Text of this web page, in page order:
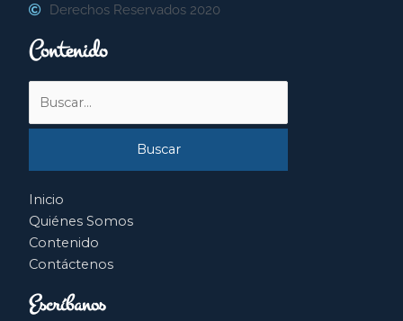
Derechos Reservados 2020
Contenido
por:
Inicio
Quiénes Somos
Contenido
Contáctenos
Escríbanos